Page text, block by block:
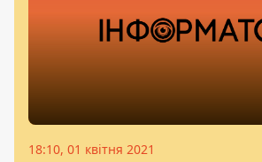
18:10, 01 квітня 2021